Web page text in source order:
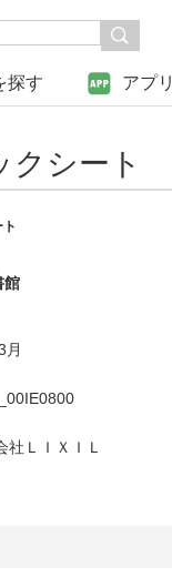
探す アプリ
クシート
館
月
ＬＩＸＩＬ